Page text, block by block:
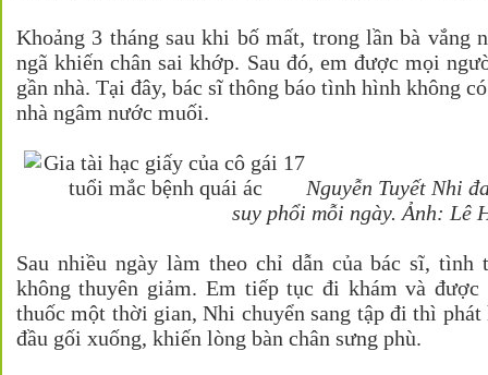
Khoảng 3 tháng sau khi bố mất, trong lần bà vắng
ngã khiến chân sai khớp. Sau đó, em được mọi
gần nhà. Tại đây, bác sĩ thông báo tình hình không
nhà ngâm nước muối.
Nguyễn Tuyết Nhi
suy phổi mỗi ngày. Ảnh: Lê
Sau nhiều ngày làm theo chỉ dẫn của bác sĩ, tình
không thuyên giảm. Em tiếp tục đi khám và
thuốc một thời gian, Nhi chuyển sang tập đi thì
đầu gối xuống, khiến lòng bàn chân sưng phù.